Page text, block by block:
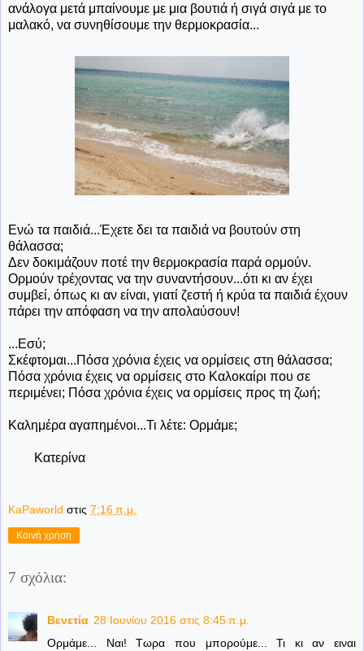
ανάλογα μετά μπαίνουμε με μια βουτιά ή σιγά σιγά με το
μαλακό, να συνηθίσουμε την θερμοκρασία...
Ενώ τα παιδιά...Έχετε δει τα παιδιά να βουτούν στη
θάλασσα;
Δεν δοκιμάζουν ποτέ την θερμοκρασία παρά ορμούν.
Ορμούν τρέχοντας να την συναντήσουν...ότι κι αν έχει
συμβεί, όπως κι αν είναι, γιατί ζεστή ή κρύα τα παιδιά έχουν
πάρει την απόφαση να την απολαύσουν!
...Εσύ;
Σκέφτομαι...Πόσα χρόνια έχεις να ορμίσεις στη θάλασσα;
Πόσα χρόνια έχεις να ορμίσεις στο Καλοκαίρι που σε
περιμένει; Πόσα χρόνια έχεις να ορμίσεις προς τη ζωή;
Καλημέρα αγαπημένοι...Τι λέτε: Ορμάμε;
Κατερίνα
KaPaworld στις 7:16 π.μ.
Κοινή χρήση
7 σχόλια:
Βενετία 28 Ιουνίου 2016 στις 8:45 π.μ.
Ορμάμε... Ναι! Τωρα που μπορούμε... Τι κι αν ειναι